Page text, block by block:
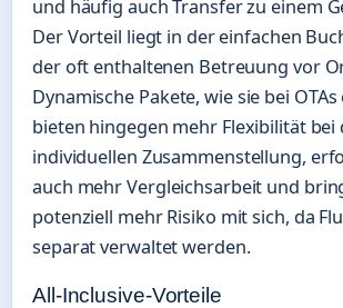
und häufig auch Transfer zu einem
Der Vorteil liegt in der einfachen
der oft enthaltenen Betreuung vor
Dynamische Pakete, wie sie bei
bieten hingegen mehr Flexibilität bei
individuellen Zusammenstellung,
auch mehr Vergleichsarbeit und
potenziell mehr Risiko mit sich, da
separat verwaltet werden.
All-Inclusive-Vorteile